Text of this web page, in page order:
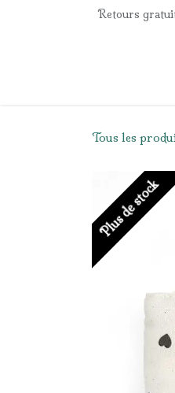
Se rendre au contenu
Retours
Tous les
Plus de stock